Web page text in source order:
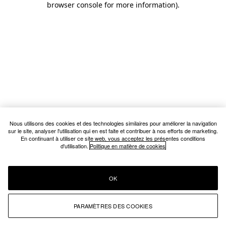
browser console for more information).
Nous utilisons des cookies et des technologies similaires pour améliorer la navigation
sur le site, analyser l'utilisation qui en est faite et contribuer à nos efforts de marketing.
En continuant à utiliser ce site web, vous acceptez les présentes conditions
d'utilisation. Politique en matière de cookies
PARAMÈTRES DES COOKIES
OK